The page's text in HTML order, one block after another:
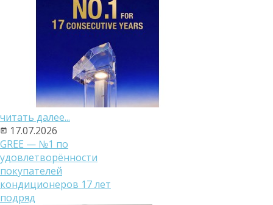
читать далее...
17.07.2026
GREE — №1 по
удовлетворённости
покупателей
кондиционеров 17 лет
подряд